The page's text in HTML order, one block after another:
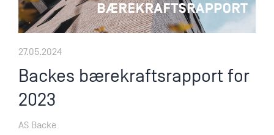
27.05.2024
Backes bærekraftsrapport for
2023
AS Backe